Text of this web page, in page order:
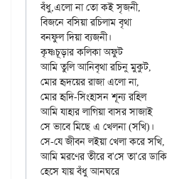
বঁধু,এলো না তো কই সৃজনী,
বিজনে বসিয়া রচিলাম বৃথা
বনফুল দিয়া ব্যজনী।
কৃষ্ণচূড়ার কলিকা অফুট
আমি তুলি আনিবৃথা রচিনু মুকুট,
মোর হৃদয়ের রাজা এলো না,
মোর হৃদি-সিংহাসন শূন্য রহিল
আমি যাহার লাগিয়া বাসর সাজাই
সে ভাবে মিছে এ খেলনা (সখি)।
সে-যে জীবন লইয়া খেলা করে সখি,
আমি মরণের তীরে ব'সে তা'রে ডাকি
হেসে যায় বঁধু আনঘরে